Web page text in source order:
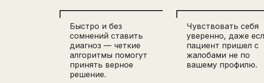
Быстро и без
сомнений ставить
диагноз — четкие
алгоритмы помогут
принять верное
решение.
Чувствовать себя
уверенно, даже
пациент пришел с
жалобами не по
вашему профилю.